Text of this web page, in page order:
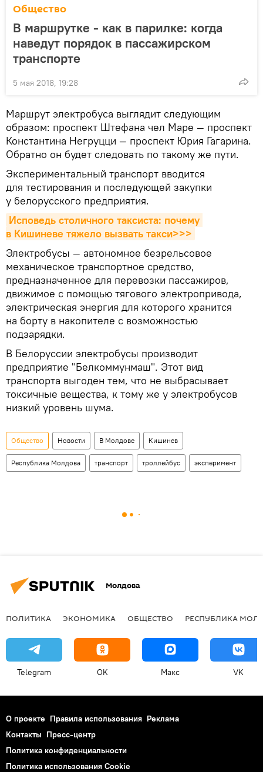
Общество
В маршрутке - как в парилке: когда
наведут порядок в пассажирском
транспорте
5 мая 2018, 19:28
Маршрут электробуса выглядит следующим
образом: проспект Штефана чел Маре — проспект
Константина Негруцци — проспект Юрия Гагарина.
Обратно он будет следовать по такому же пути.
Экспериментальный транспорт вводится
для тестирования и последующей закупки
у белорусского предприятия.
Исповедь столичного таксиста: почему
в Кишиневе тяжело вызвать такси>>>
Электробусы — автономное безрельсовое
механическое транспортное средство,
предназначенное для перевозки пассажиров,
движимое с помощью тягового электропривода,
электрическая энергия для которого хранится
на борту в накопителе с возможностью
подзарядки.
В Белоруссии электробусы производит
предприятие "Белкоммунмаш". Этот вид
транспорта выгоден тем, что не выбрасывает
токсичные вещества, к тому же у электробусов
низкий уровень шума.
Общество Новости В Молдове Кишинев
Республика Молдова транспорт троллейбус эксперимент
Молдова
ПОЛИТИКА ЭКОНОМИКА ОБЩЕСТВО РЕСПУБЛИКА
Telegram OK Макс VK
О проекте Правила использования Реклама
Контакты Пресс-центр
Политика конфиденциальности
Политика использования Cookie